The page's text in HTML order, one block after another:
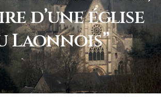
d’une église
Laonnois”